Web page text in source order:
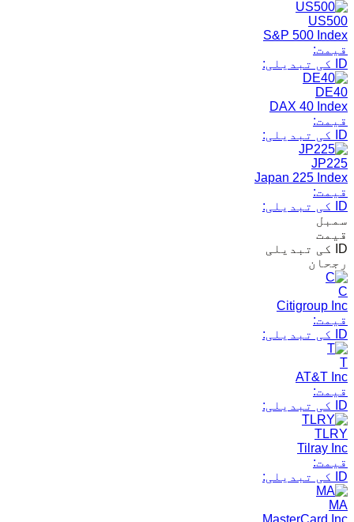
US500
S&P 500 Index
قیمت:
ID کی تبدیلی:
DE40
DAX 40 Index
قیمت:
ID کی تبدیلی:
JP225
Japan 225 Index
قیمت:
ID کی تبدیلی:
سمبل
قیمت
ID کی تبدیلی
رجحان
C
Citigroup Inc
قیمت:
ID کی تبدیلی:
T
AT&T Inc
قیمت:
ID کی تبدیلی:
TLRY
Tilray Inc
قیمت:
ID کی تبدیلی:
MA